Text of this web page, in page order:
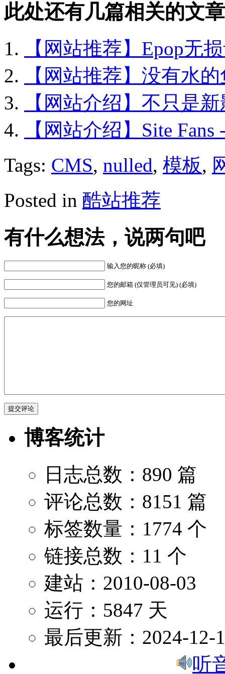
此处还有几篇相关的文
【网站推荐】Epop无
【网站推荐】没有水
【网站介绍】不只是
【网站介绍】Site
Tags: CMS, nulled, 模板,
Posted in 酷站推荐
有什么想法，说两句吧
输入您的昵称 (必填)
您的邮箱 (仅管理员可见) (必填)
您的网址
博客统计
日志总数：890 篇
评论总数：8151 篇
标签数量：1774 个
链接总数：11 个
建站：2010-08-03
运行：5847 天
最后更新：2024-12-
听